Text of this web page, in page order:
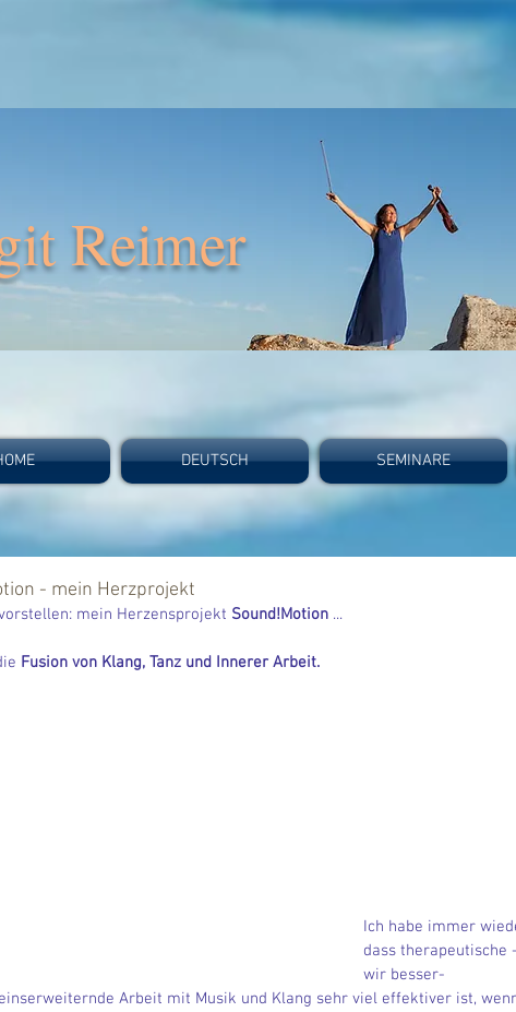
Reimer
DEUTSCH SEMINARE
- mein Herzprojekt
mein Herzensprojekt Sound!Motion ...
Fusion von Klang, Tanz und Innerer Arbeit.
Ich habe immer
dass therapeutische
wir besser-
Arbeit mit Musik und Klang sehr viel effektiver ist,